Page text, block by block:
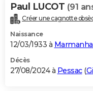
Paul LUCOT (91
Créer une cagnotte
Naissance
12/03/1933 à
Décès
27/08/2024 à Pessac(